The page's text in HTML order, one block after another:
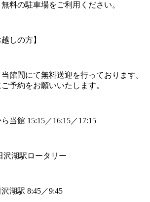
料の駐車場をご利用ください。
しの方】
館間にて無料送迎を行っております。
予約をお願いいたします。
当館 15:15／16:15／17:15
沢湖駅ロータリー
湖駅 8:45／9:45